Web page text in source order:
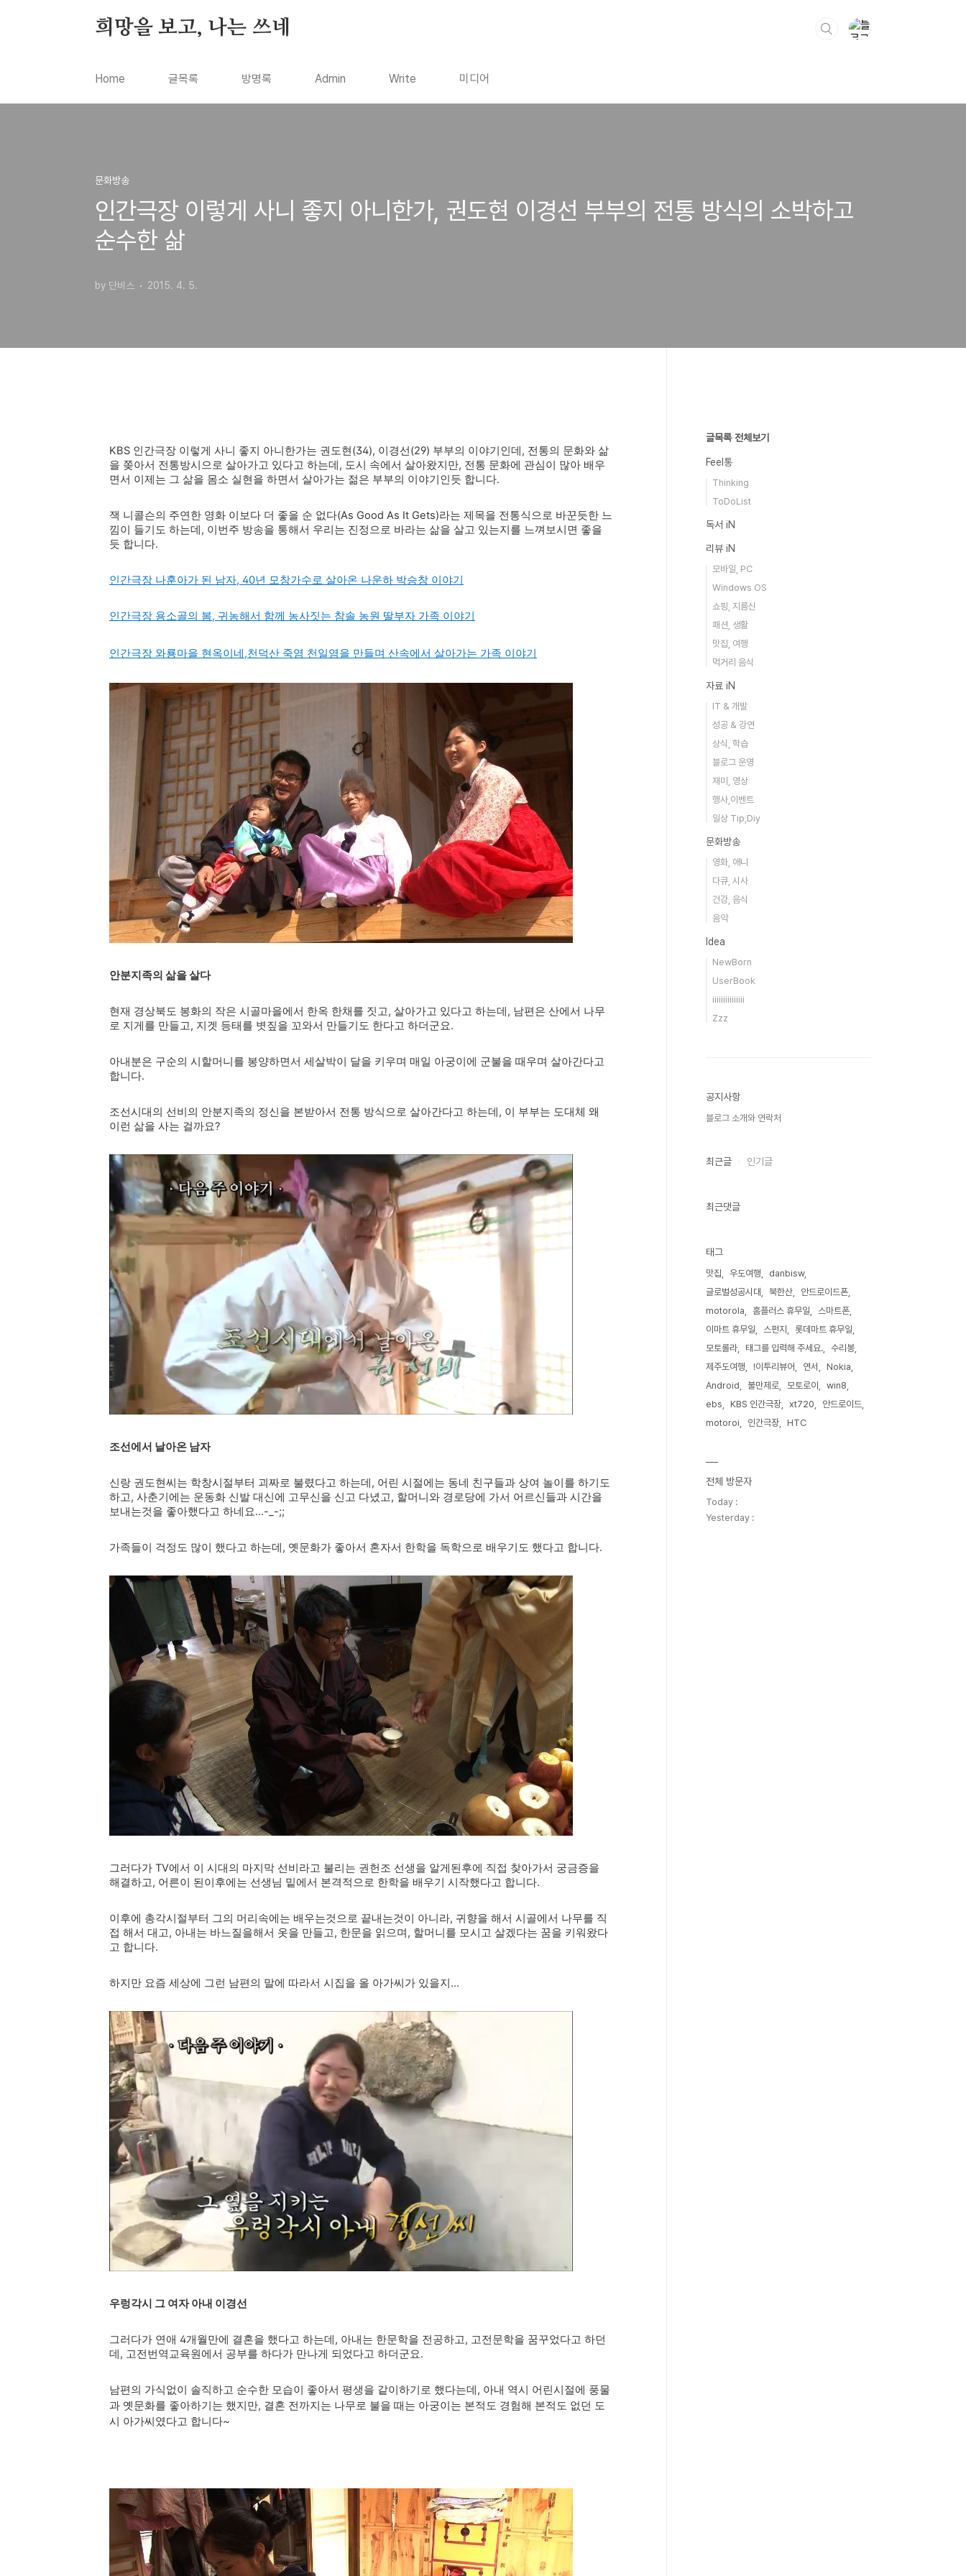
희망을 보고, 나는 쓰네
Home 글목록 방명록 Admin Write 미디어
문화방송
인간극장 이렇게 사니 좋지 아니한가, 권도현 이경선 부부의 전통 방식의 소박하고
순수한 삶
by 단비스 2015. 4. 5.
KBS 인간극장 이렇게 사니 좋지 아니한가는 권도현(34), 이경선(29) 부부의 이야기인데, 전통의 문화와 삶
을 쫒아서 전통방시으로 살아가고 있다고 하는데, 도시 속에서 살아왔지만, 전통 문화에 관심이 많아 배우
면서 이제는 그 삶을 몸소 실현을 하면서 살아가는 젊은 부부의 이야기인듯 합니다.
잭 니콜슨의 주연한 영화 이보다 더 좋을 순 없다(As Good As It Gets)라는 제목을 전통식으로 바꾼듯한 느
낌이 들기도 하는데, 이번주 방송을 통해서 우리는 진정으로 바라는 삶을 살고 있는지를 느껴보시면 좋을
듯 합니다.
인간극장 나훈아가 된 남자, 40년 모창가수로 살아온 나운하 박승창 이야기
인간극장 용소골의 봄, 귀농해서 함께 농사짓는 참솔 농원 딸부자 가족 이야기
인간극장 와룡마을 현옥이네,천덕산 죽염 천일염을 만들며 산속에서 살아가는 가족 이야기
안분지족의 삶을 살다
현재 경상북도 봉화의 작은 시골마을에서 한옥 한채를 짓고, 살아가고 있다고 하는데, 남편은 산에서 나무
로 지게를 만들고, 지겟 등태를 볏짚을 꼬와서 만들기도 한다고 하더군요.
아내분은 구순의 시할머니를 봉양하면서 세살박이 달을 키우며 매일 아궁이에 군불을 때우며 살아간다고
합니다.
조선시대의 선비의 안분지족의 정신을 본받아서 전통 방식으로 살아간다고 하는데, 이 부부는 도대체 왜
이런 삶을 사는 걸까요?
조선에서 날아온 남자
신랑 권도현씨는 학창시절부터 괴짜로 불렸다고 하는데, 어린 시절에는 동네 친구들과 상여 놀이를 하기도
하고, 사춘기에는 운동화 신발 대신에 고무신을 신고 다녔고, 할머니와 경로당에 가서 어르신들과 시간을
보내는것을 좋아했다고 하네요...-_-;;
가족들이 걱정도 많이 했다고 하는데, 옛문화가 좋아서 혼자서 한학을 독학으로 배우기도 했다고 합니다.
그러다가 TV에서 이 시대의 마지막 선비라고 불리는 권헌조 선생을 알게된후에 직접 찾아가서 궁금증을
해결하고, 어른이 된이후에는 선생님 밑에서 본격적으로 한학을 배우기 시작했다고 합니다.
이후에 총각시절부터 그의 머리속에는 배우는것으로 끝내는것이 아니라, 귀향을 해서 시골에서 나무를 직
접 해서 대고, 아내는 바느질을해서 옷을 만들고, 한문을 읽으며, 할머니를 모시고 살겠다는 꿈을 키워왔다
고 합니다.
하지만 요즘 세상에 그런 남편의 말에 따라서 시집을 올 아가씨가 있을지...
우렁각시 그 여자 아내 이경선
그러다가 연애 4개월만에 결혼을 했다고 하는데, 아내는 한문학을 전공하고, 고전문학을 꿈꾸었다고 하던
데, 고전번역교육원에서 공부를 하다가 만나게 되었다고 하더군요.
남편의 가식없이 솔직하고 순수한 모습이 좋아서 평생을 같이하기로 했다는데, 아내 역시 어린시절에 풍물
과 옛문화를 좋아하기는 했지만, 결혼 전까지는 나무로 불을 때는 아궁이는 본적도 경험해 본적도 없던 도
시 아가씨였다고 합니다~
글목록 전체보기
Feel통
Thinking
ToDoList
독서 iN
리뷰 iN
모바일, PC
Windows OS
쇼핑, 지름신
패션, 생활
맛집, 여행
먹거리 음식
자료 iN
IT & 개발
성공 & 강연
상식, 학습
블로그 운영
재미, 영상
행사,이벤트
일상 Tip,Diy
문화방송
영화, 애니
다큐, 시사
건강, 음식
음악
Idea
NewBorn
UserBook
iiiiiiiiiiiiiii
Zzz
공지사항
블로그 소개와 연락처
최근글 인기글
최근댓글
태그
맛집 우도여행
danbisw
글로벌성공시대
북한산
안드로이드폰
motorola
홈플러스 휴무일
스마트폰
이마트 휴무일
스펀지
롯데마트 휴무일
모토롤라
태그를 입력해 주세요.
수리봉
제주도여행
!이투리뷰어 연서
Nokia
Android
불만제로 모토로이
win8
ebs
KBS 인간극장 xt720
안드로이드
motoroi
인간극장 HTC
전체 방문자
Today :
Yesterday :